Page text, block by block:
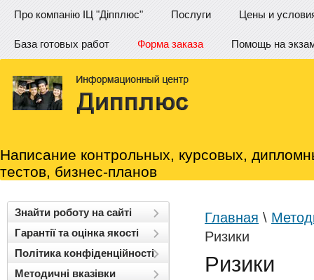
Про компанію ІЦ "Діпплюс" Послуги Цены и
База готовых работ Форма заказа Помощь на
Написание контрольных, курсовых,
тестов, бизнес-планов
Знайти роботу на сайті
Гарантії та оцінка якості
Політика конфіденційності
Методичні вказівки
Главная \
Ризики
Ризики